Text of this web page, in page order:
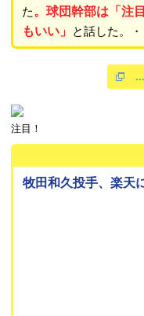
た。球団幹部は「注
もいい」 と話した。・
注目！
牧田和久投手、楽天